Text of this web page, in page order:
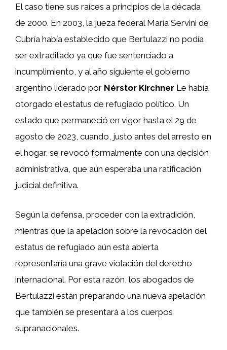
El caso tiene sus raíces a principios de la década
de 2000. En 2003, la jueza federal María Servini de
Cubría había establecido que Bertulazzi no podía
ser extraditado ya que fue sentenciado a
incumplimiento, y al año siguiente el gobierno
argentino liderado por Nérstor Kirchner Le había
otorgado el estatus de refugiado político. Un
estado que permaneció en vigor hasta el 29 de
agosto de 2023, cuando, justo antes del arresto en
el hogar, se revocó formalmente con una decisión
administrativa, que aún esperaba una ratificación
judicial definitiva.
Según la defensa, proceder con la extradición,
mientras que la apelación sobre la revocación del
estatus de refugiado aún está abierta
representaría una grave violación del derecho
internacional. Por esta razón, los abogados de
Bertulazzi están preparando una nueva apelación
que también se presentará a los cuerpos
supranacionales.